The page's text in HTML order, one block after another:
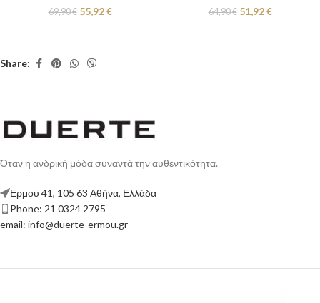
69,90€ 55,92€ 64,90€ 51,92€
Share:
Όταν η ανδρική μόδα συναντά την αυθεντικότητα.
Ερμού 41, 105 63 Αθήνα, Ελλάδα
Phone: 21 0324 2795
email: info@duerte-ermou.gr